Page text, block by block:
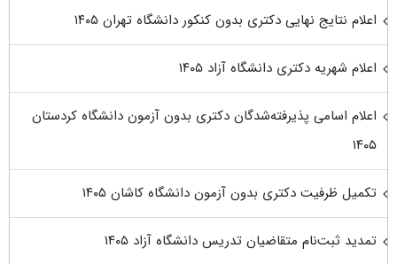
اعلام نتایج نهایی دکتری بدون کنکور دانشگاه تهران ۱۴۰۵
اعلام شهریه دکتری دانشگاه آزاد ۱۴۰۵
اعلام اسامی پذیرفته‌شدگان دکتری بدون آزمون دانشگاه کردستان
۱۴۰۵
تکمیل ظرفیت دکتری بدون آزمون دانشگاه کاشان ۱۴۰۵
تمدید ثبت‌نام متقاضیان تدریس دانشگاه آزاد ۱۴۰۵